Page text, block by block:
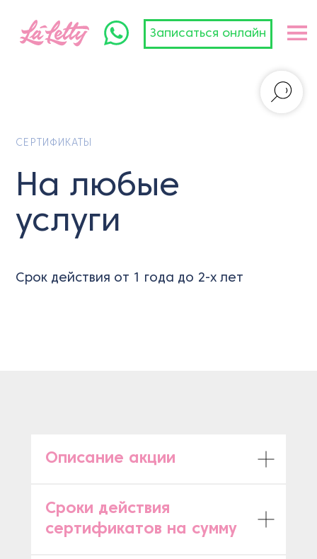
Записаться онлайн
На любые
услуги
СЕРТИФИКАТЫ
Срок действия от 1 года до 2-х лет
Описание акции
Сроки действия
сертификатов на сумму